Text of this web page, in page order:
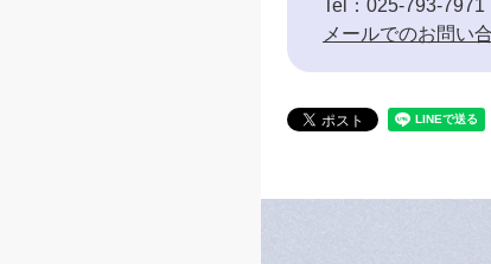
Tel：025-793-7971
メールでのお問い